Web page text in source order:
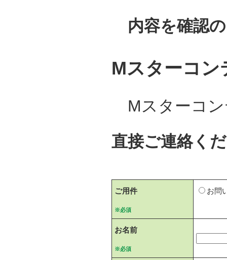
内容を確認
Mスターコン
Mスターコン
直接ご連絡く
ご用件
※必須
お問
お名前
※必須